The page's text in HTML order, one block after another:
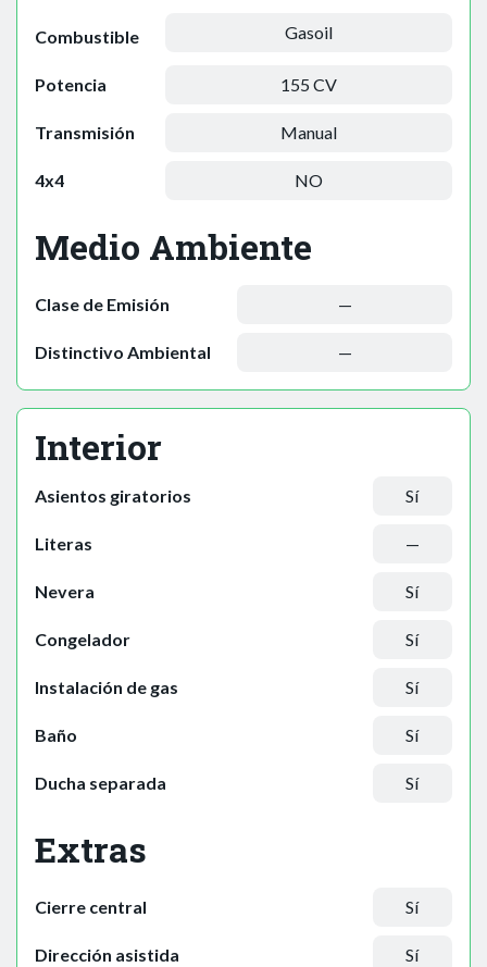
Combustible Gasoil
Potencia 155 CV
Transmisión Manual
4x4 NO
Medio Ambiente
Clase de Emisión —
Distinctivo Ambiental —
Interior
Asientos giratorios Sí
Literas —
Nevera Sí
Congelador Sí
Instalación de gas Sí
Baño Sí
Ducha separada Sí
Extras
Cierre central Sí
Dirección asistida Sí